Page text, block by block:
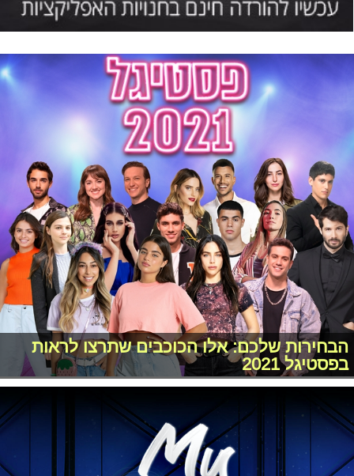
הבחירות שלכם: אלו הכוכבים שתרצו לראות
בפסטיגל 2021